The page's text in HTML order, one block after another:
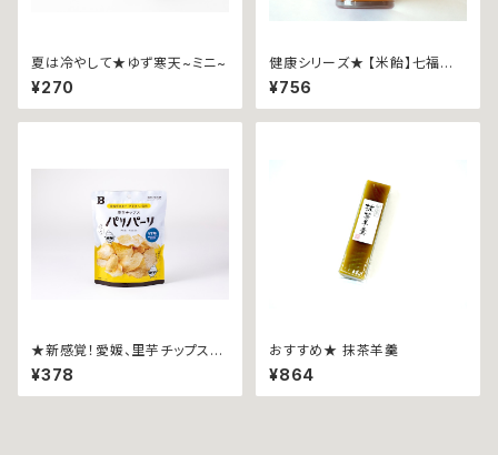
夏は冷やして★ゆず寒天~ミニ~
¥270
健康シリーズ★ 【米飴】七福芋
バター
¥756
★新感覚！愛媛、里芋チップス★
こめ油使用★パリパーリ うす
塩37g
¥378
おすすめ★ 抹茶羊羹
¥864